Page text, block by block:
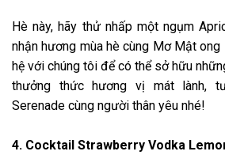
Hè này, hãy thử nhấp một ngụm
nhận hương mùa hè cùng Mơ Mật ong
hệ với chúng tôi để có thể sở hữu
thưởng thức hương vị mát lành,
Serenade cùng người thân yêu nhé!
4. Cocktail Strawberry Vodka